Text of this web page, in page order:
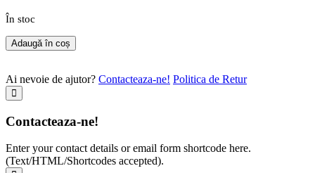
În stoc
Adaugă în coș
Ai nevoie de ajutor? Contacteaza-ne! Politica de Retur
Contacteaza-ne!
Enter your contact details or email form shortcode here.
(Text/HTML/Shortcodes accepted).